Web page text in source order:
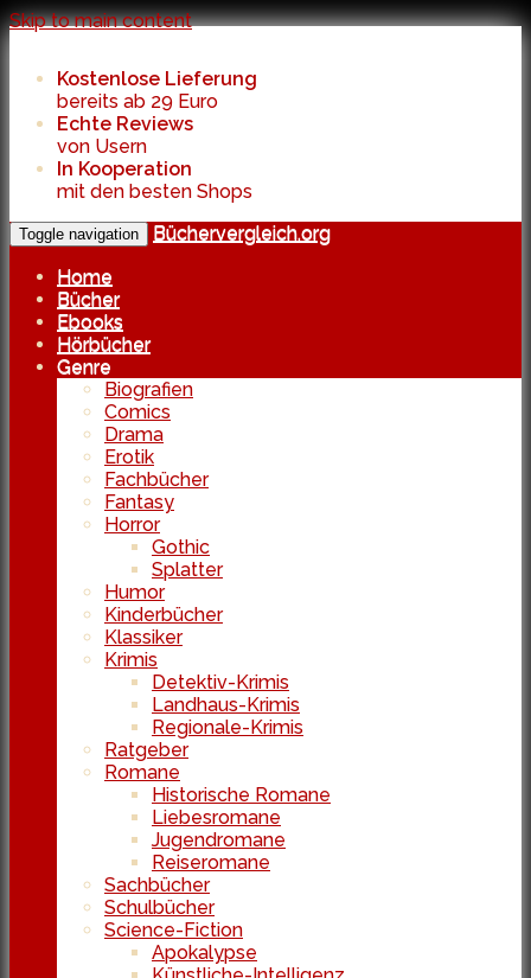
Skip to main content
Kostenlose Lieferung
bereits ab 29 Euro
Echte Reviews
von Usern
In Kooperation
mit den besten Shops
Toggle navigation
Büchervergleich.org
Home
Bücher
Ebooks
Hörbücher
Genre
Biografien
Comics
Drama
Erotik
Fachbücher
Fantasy
Horror
Gothic
Splatter
Humor
Kinderbücher
Klassiker
Krimis
Detektiv-Krimis
Landhaus-Krimis
Regionale-Krimis
Ratgeber
Romane
Historische Romane
Liebesromane
Jugendromane
Reiseromane
Sachbücher
Schulbücher
Science-Fiction
Apokalypse